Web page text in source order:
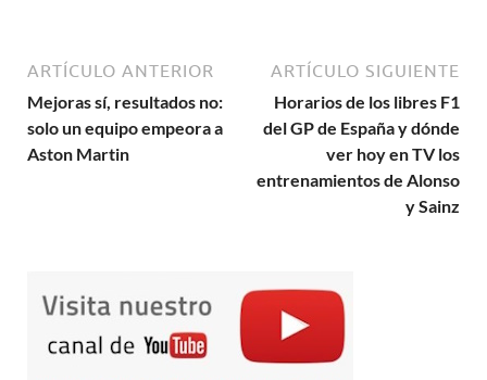
ARTÍCULO ANTERIOR
Mejoras sí, resultados no:
solo un equipo empeora a
Aston Martin
ARTÍCULO SIGUIENTE
Horarios de los libres F1
del GP de España y dónde
ver hoy en TV los
entrenamientos de Alonso
y Sainz